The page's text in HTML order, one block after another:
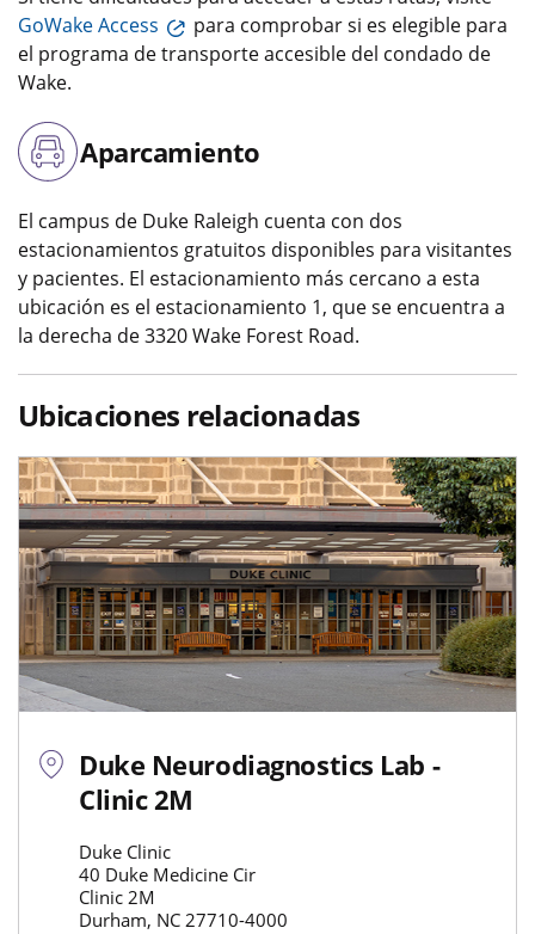
GoWake Access
para comprobar si es elegible para
el programa de transporte accesible del condado de
Wake.
Aparcamiento
El campus de Duke Raleigh cuenta con dos
estacionamientos gratuitos disponibles para visitantes
y pacientes. El estacionamiento más cercano a esta
ubicación es el estacionamiento 1, que se encuentra a
la derecha de 3320 Wake Forest Road.
Ubicaciones relacionadas
Duke Neurodiagnostics Lab -
Clinic 2M
Duke Clinic
40 Duke Medicine Cir
Clinic 2M
Durham, NC 27710-4000